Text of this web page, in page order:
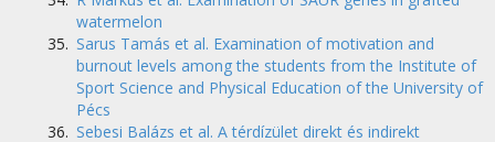
watermelon
Sarus Tamás et al. Examination of motivation and
burnout levels among the students from the Institute of
Sport Science and Physical Education of the University of
Pécs
Sebesi Balázs et al. A térdízület direkt és indirekt